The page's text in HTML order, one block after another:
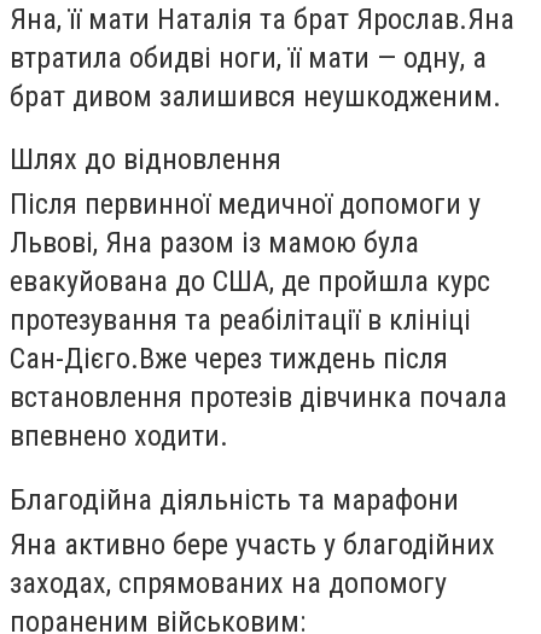
Яна, її мати Наталія та брат Ярослав.Яна
втратила обидві ноги, її мати — одну, а
брат дивом залишився неушкодженим.
Шлях до відновлення
Після первинної медичної допомоги у
Львові, Яна разом із мамою була
евакуйована до США, де пройшла курс
протезування та реабілітації в клініці
Сан-Дієго.Вже через тиждень після
встановлення протезів дівчинка почала
впевнено ходити.
Благодійна діяльність та марафони
Яна активно бере участь у благодійних
заходах, спрямованих на допомогу
пораненим військовим: